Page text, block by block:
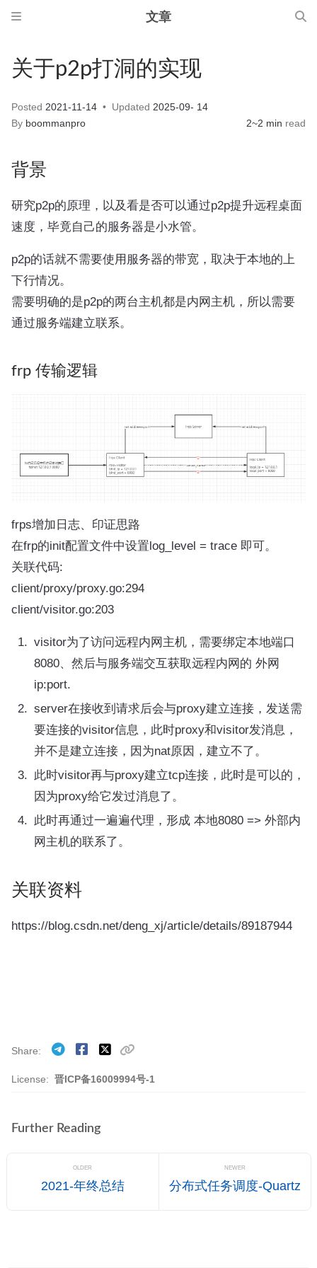
文章
关于p2p打洞的实现
Posted 2021-11-14 Updated 2025-09- 14
By boommanpro 2~2 min read
背景
研究p2p的原理，以及看是否可以通过p2p提升远程桌面
速度，毕竟自己的服务器是小水管。
p2p的话就不需要使用服务器的带宽，取决于本地的上
下行情况。
需要明确的是p2p的两台主机都是内网主机，所以需要
通过服务端建立联系。
frp 传输逻辑
frps增加日志、印证思路
在frp的init配置文件中设置log_level = trace 即可。
关联代码:
client/proxy/proxy.go:294
client/visitor.go:203
visitor为了访问远程内网主机，需要绑定本地端口
8080、然后与服务端交互获取远程内网的 外网
ip:port.
server在接收到请求后会与proxy建立连接，发送需
要连接的visitor信息，此时proxy和visitor发消息，
并不是建立连接，因为nat原因，建立不了。
此时visitor再与proxy建立tcp连接，此时是可以的，
因为proxy给它发过消息了。
此时再通过一遍遍代理，形成 本地8080 => 外部内
网主机的联系了。
关联资料
https://blog.csdn.net/deng_xj/article/details/89187944
License: 晋ICP备16009994号-1
Share
Further Reading
OLDER
2021-年终总结
NEWER
分布式任务调度-Quartz